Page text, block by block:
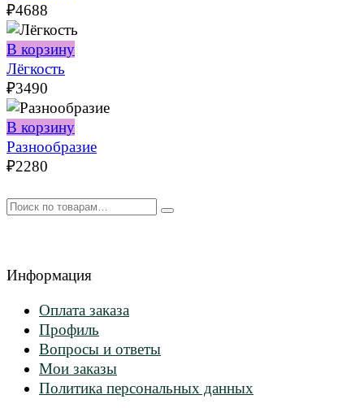
₽4688
В корзину
Лёгкость
₽3490
В корзину
Разнообразие
₽2280
Искать:
Информация
Оплата заказа
Профиль
Вопросы и ответы
Мои заказы
Политика персональных данных